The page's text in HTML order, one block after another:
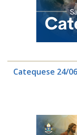
Catequese 24/